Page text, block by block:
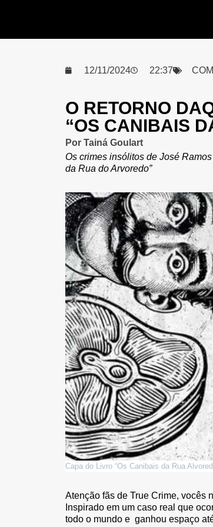
12/11/2024 22:37
O RETORNO
“OS CANIBAIS
PorTainá Goulart
Os crimes insólitos de José
da Rua do Arvoredo”
Capa do Livro “Os Canibais da Rua
Atenção fãs de True Crime, vocês
Inspirado em um caso real que
todo o mundo e ganhou espaço